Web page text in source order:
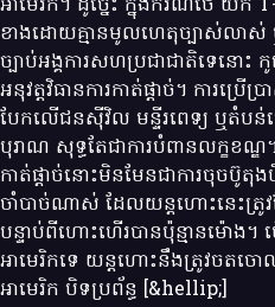
អាមេរិក។ ដូច្នេះ ក្នុងករណីថៃ យក
ខាងដោយគ្មានមូលហេតុច្បាស់លាស់ ឬ
ច្បាប់អង្គការសហប្រជាជាតិទេនោះ
អនុវត្តវិធានការកាត់ផ្ដាច់។ ការប្រើ
បែកលើជនស៊ីវិល មន្ទីរពេទ្យ ឬតំបន់
បុរាណ សុទ្ធតែជាការបំពានលក្ខខណ្ឌ។
កាត់ផ្ដាច់នោះមិនមែនជាការចុចប៊ូតុ
ចាំបាច់ណាស់ ដែលយន្តហោះនេះត្រូវត
បន្ទាប់ពីហោះហើរបានប៉ុន្មានម៉ោង។
អាមេរិកទេ យន្តហោះនឹងត្រូវចតចោ
អាមេរិក បិទប្រព័ន្ធ [&hellip;]